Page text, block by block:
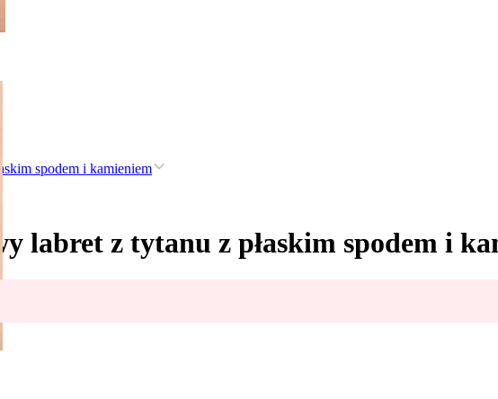
spodem i kamieniem
labret z tytanu z płaskim spodem i